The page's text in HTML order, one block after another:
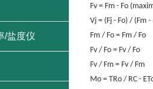
Fv = Fm - Fo
Vj = (Fj - Fo) / (Fm -
Fm / Fo = Fm / Fo
Fv / Fo = Fv / Fo
Fv / Fm = Fv / Fm
Mo = TRo / RC -
/盐度仪